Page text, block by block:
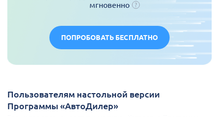
мгновенно
ПОПРОБОВАТЬ БЕСПЛАТНО
Пользователям настольной версии
Программы «АвтоДилер»